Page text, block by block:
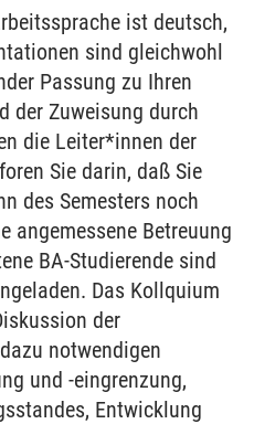
ist deutsch,
sind gleichwohl
Passung zu Ihren
der Zuweisung durch
die Leiter*innen der
Sie darin, daß Sie
des Semesters noch
angemessene Betreuung
BA-Studierende sind
Das Kollquium
der
notwendigen
und -eingrenzung,
Entwicklung